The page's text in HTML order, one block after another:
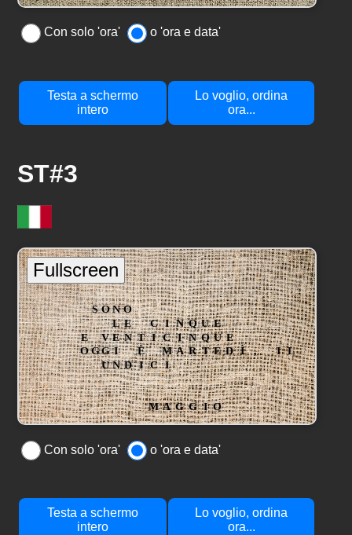
Con solo 'ora' o 'ora e data'
Testa a schermo
intero
Lo voglio, ordina
ora...
ST#3
Con solo 'ora' o 'ora e data'
Testa a schermo
intero
Lo voglio, ordina
ora...